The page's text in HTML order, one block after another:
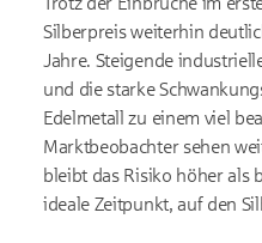
Silberpreis weiterhin
Jahre. Steigende
und die starke
Edelmetall zu einem viel
Marktbeobachter sehen
bleibt das Risiko höher als
ideale Zeitpunkt, auf den